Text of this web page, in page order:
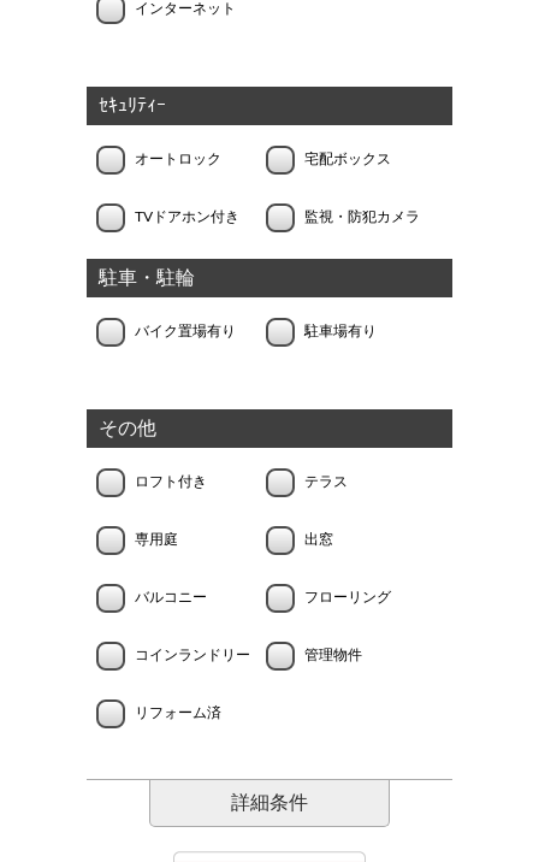
インターネット
ｾｷｭﾘﾃｨｰ
オートロック 宅配ボックス
TVドアホン付き 監視・防犯カメラ
駐車・駐輪
バイク置場有り 駐車場有り
その他
ロフト付き テラス
専用庭 出窓
バルコニー フローリング
コインランドリー 管理物件
リフォーム済